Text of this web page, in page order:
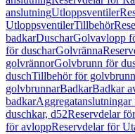
anslutningUtloppsventiler
UtloppsventilerTillbehör
badkarDuscharGolvavlopp
för duscharGolvränna
golvrännorGolvbrunn för
duschTillbehör för
golvbrunnarBadkarBadkar
badkar
duschkar, d52Reservdelar
för avloppReservdelar för